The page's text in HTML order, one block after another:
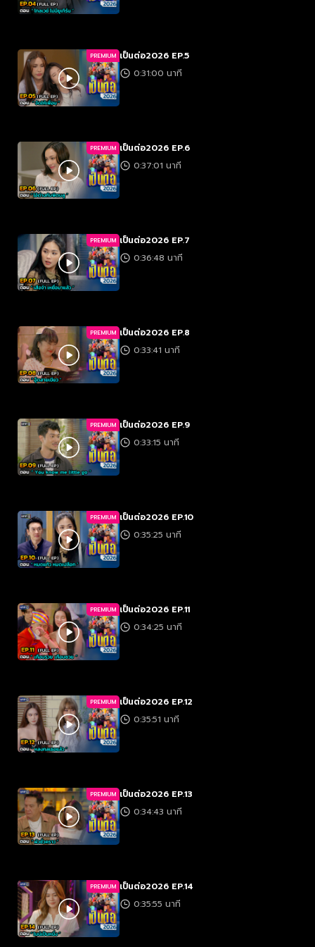
PREMIUM เป็นต่อ2026 EP.5
0:31:00 นาที
PREMIUM เป็นต่อ2026 EP.6
0:37:01 นาที
PREMIUM เป็นต่อ2026 EP.7
0:36:48 นาที
PREMIUM เป็นต่อ2026 EP.8
0:33:41 นาที
PREMIUM เป็นต่อ2026 EP.9
0:33:15 นาที
PREMIUM เป็นต่อ2026 EP.10
0:35:25 นาที
PREMIUM เป็นต่อ2026 EP.11
0:34:25 นาที
PREMIUM เป็นต่อ2026 EP.12
0:35:51 นาที
PREMIUM เป็นต่อ2026 EP.13
0:34:43 นาที
PREMIUM เป็นต่อ2026 EP.14
0:35:55 นาที